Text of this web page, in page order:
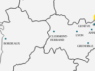
BORDEAUX
CLERMONT-
FERRAND
LYON
GRENOBLE
GENÈVE